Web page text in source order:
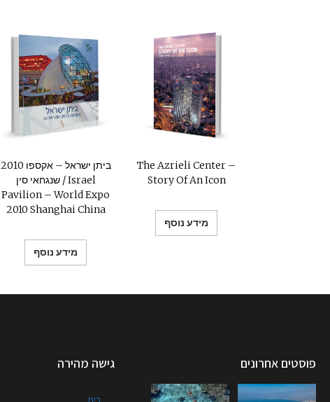
ביתן ישראל – אקספו 2010
שנגחאי סין / Israel
Pavilion – World Expo
2010 Shanghai China
מידע נוסף
The Azrieli Center –
Story Of An Icon
מידע נוסף
פוסטים אחרונים גישה מהירה